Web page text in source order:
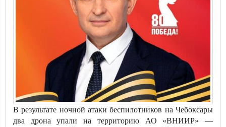
В результате ночной атаки беспилотников на Чебоксары
два дрона упали на территорию АО «ВНИИР» —